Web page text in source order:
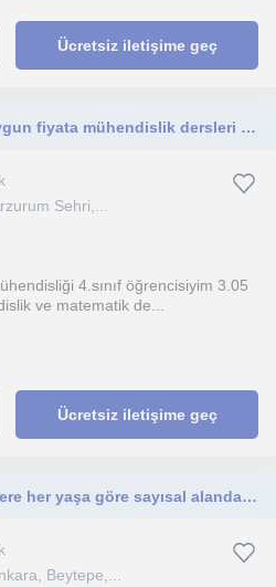
Ücretsiz iletişime geç
Üniversite öğrencilerine uygun fiyata mühendislik dersleri verilir
Sehri,...
4.sınıf öğrencisiyim 3.05
ve matematik de...
Ücretsiz iletişime geç
Yüz yüze&Online olmak üzere her yaşa göre sayısal alanda çeşitli dersler verebilirim
Beytepe,...